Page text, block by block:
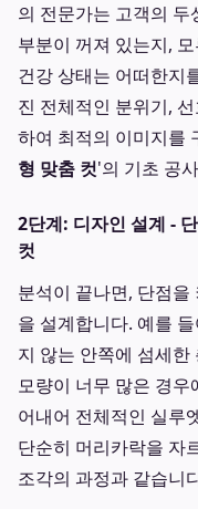
의 전문가는 고객의
부분이 꺼져 있는지,
건강 상태는 어떠한지
진 전체적인 분위기,
하여 최적의 이미지를
형 맞춤 컷'의 기초 공
2단계: 디자인 설계 -
컷
분석이 끝나면, 단점
을 설계합니다. 예를
지 않는 안쪽에 섬세
모량이 너무 많은 경
어내어 전체적인 실루
단순히 머리카락을 자
조각의 과정과 같습니